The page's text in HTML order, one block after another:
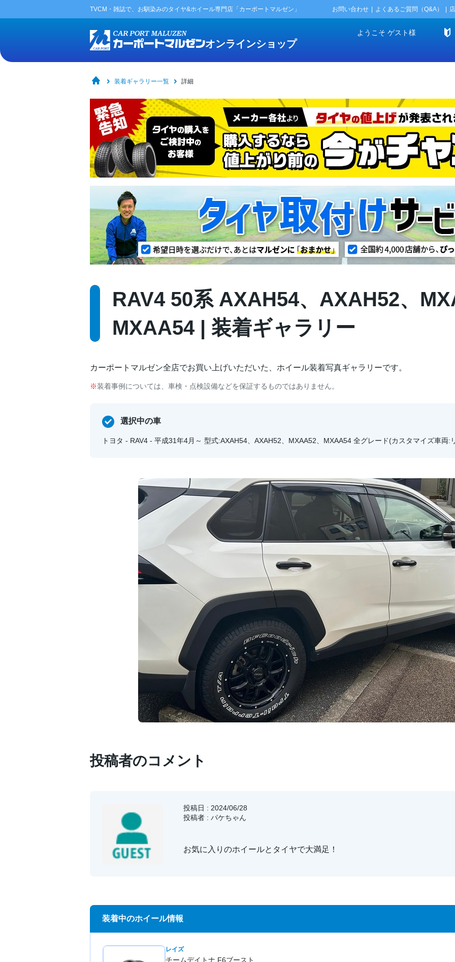
TVCM・雑誌で、お馴染みのタイヤ&ホイール専門店「カーポートマルゼン」 お問い合わせ よくあるご質問（Q&A）
オンラインショップ
ようこそ ゲスト様
装着ギャラリー一覧 詳細
RAV4 50系 AXAH54、AXAH52、
MXAA54 | 装着ギャラリー
カーポートマルゼン全店でお買い上げいただいた、ホイール装着写真ギャラリーです。
装着事例については、車検・点検設備などを保証するものではありません。
選択中の車
トヨタ - RAV4 - 平成31年4月～ 型式:AXAH54、AXAH52、MXAA52、MXAA54 全グレード(カスタマイズ車両:
投稿者のコメント
投稿日 : 2024/06/28
投稿者 : パケちゃん
お気に入りのホイールとタイヤで大満足！
装着中のホイール情報
レイズ
チームデイトナ F6ブースト